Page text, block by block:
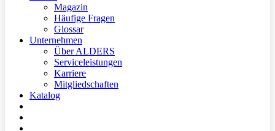
Magazin
Häufige Fragen
Glossar
Unternehmen
Über ALDERS
Serviceleistungen
Karriere
Mitgliedschaften
Katalog